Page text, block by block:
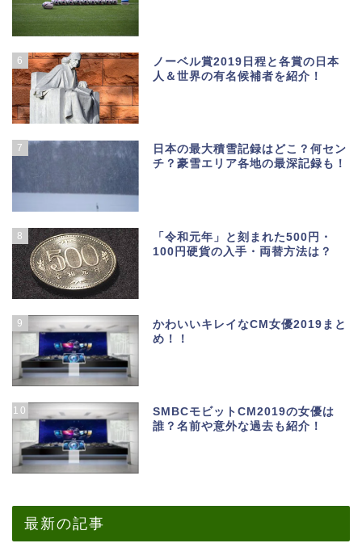
6
ノーベル賞2019日程と各賞の日本
人＆世界の有名候補者を紹介！
7
日本の最大積雪記録はどこ？何セン
チ？豪雪エリア各地の最深記録も！
8
「令和元年」と刻まれた500円・
100円硬貨の入手・両替方法は？
9
かわいいキレイなCM女優2019まと
め！！
10
SMBCモビットCM2019の女優は
誰？名前や意外な過去も紹介！
最新の記事